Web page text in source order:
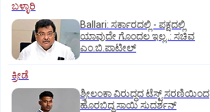
ಬಳ್ಳಾರಿ
Ballari: ಸರ್ಕಾರದಲ್ಲಿ - ಪಕ್ಷದಲ್ಲಿ
ಯಾವುದೇ ಗೊಂದಲ ಇಲ್ಲ..: ಸಚಿವ
ಎಂ.ಬಿ.ಪಾಟೀಲ್
ಕ್ರೀಡೆ
ಶ್ರೀಲಂಕಾ ವಿರುದ್ಧದ ಟೆಸ್ಟ್ ಸರಣಿಯಿಂದ
ಹೊರಬಿದ್ದ ಸಾಯಿ ಸುದರ್ಶನ್